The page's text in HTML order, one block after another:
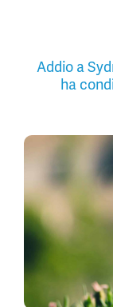
Addio a
ha